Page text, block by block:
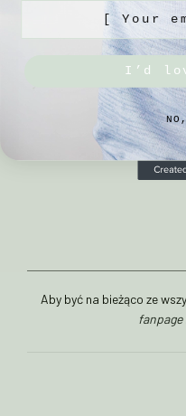
– prać
–
Aby być na bieżąco ze
fanpage
[ Your email
I’d